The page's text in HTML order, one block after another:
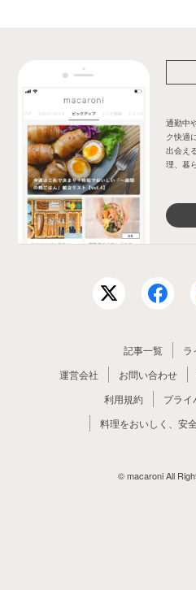
通勤中
ク快適
出会え
理、暮
記事一覧
ラ
運営会社
お問い合わせ
利用規約
プライ
料理をおいしく、安
© macaroni All